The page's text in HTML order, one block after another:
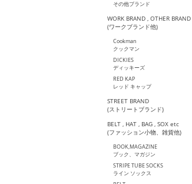
その他ブランド
WORK BRAND , OTHER BRAND
(ワークブランド他)
Cookman
クックマン
DICKIES
ディッキーズ
RED KAP
レッド キャップ
STREET BRAND
(ストリートブランド)
BELT , HAT , BAG , SOX etc
(ファッション小物、雑貨他)
BOOK,MAGAZINE
ブック、マガジン
STRIPE TUBE SOCKS
ライン ソックス